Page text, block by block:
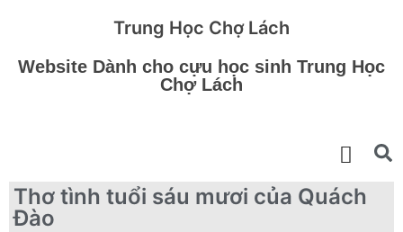
Trung Học Chợ Lách
Website Dành cho cựu học sinh Trung Học
Chợ Lách
Thơ tình tuổi sáu mươi của Quách
Đào